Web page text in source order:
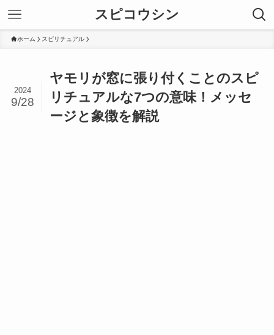
スピコウシン
ホーム スピリチュアル
ヤモリが窓に張り付くことのスピ
リチュアルな7つの意味！メッセ
ージと象徴を解説
2024
9/28